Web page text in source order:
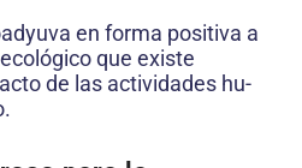
en forma positiva a
que existe
de las actividades hu­